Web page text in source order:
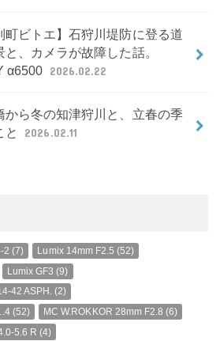
町ビトエ】石狩川堤防に登る道
と、カメラが故障した話。
α6500 2026.02.22
から冬の知津狩川と、立春の季
と
2026.02.11
2 (7) Lumix 14mm F2.5 (52)
Lumix GF3 (9)
42 ASPH. (2)
(52) MC W.ROKKOR 28mm F2.8 (6)
5.6 R (4)